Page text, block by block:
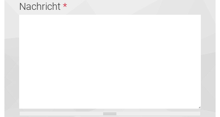
Nachricht *